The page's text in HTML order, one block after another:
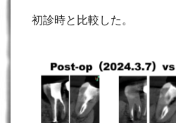
初診時と比較した。